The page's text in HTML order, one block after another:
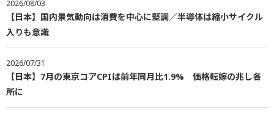
2026/08/03
【日本】国内景気動向は消費を中心に堅調／半導体は縮小サイクル
入りも意識
2026/07/31
【日本】7月の東京コアCPIは前年同月比1.9% 価格転嫁の兆し各
所に